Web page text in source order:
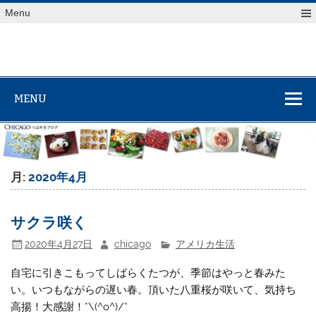
Skip
toMenu
MENU
月:2020年4月
サクラ咲く
2020年4月27日 chicago アメリカ生活
自宅に引きこもってしばらくたつが、季節はやっと春みた
い。いつもながらの遅い春。頂いた八重桜が咲いて、気持ち
高揚！大感謝！*\(^o^)/*